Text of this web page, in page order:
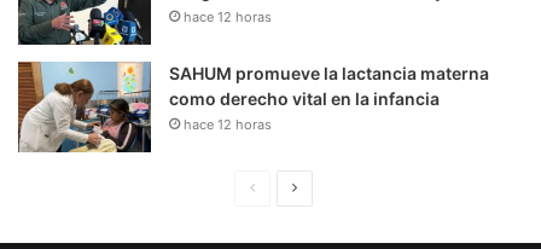
hace 12 horas
SAHUM promueve la lactancia materna
como derecho vital en la infancia
hace 12 horas